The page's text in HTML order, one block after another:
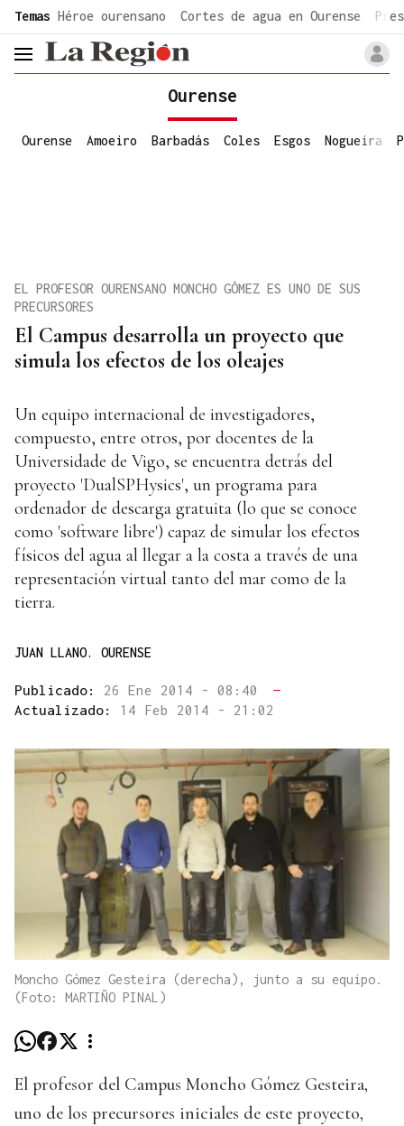
common.go-to-content
Temas Héroe ourensano Cortes de agua en Ourense
header.menu.open
Ourense
Ourense Amoeiro Barbadás Coles Esgos Nogueira
El Campus desarrolla un proyecto que
simula los efectos de los oleajes
EL PROFESOR OURENSANO MONCHO GÓMEZ ES UNO DE SUS
PRECURSORES
Un equipo internacional de investigadores,
compuesto, entre otros, por docentes de la
Universidade de Vigo, se encuentra detrás del
proyecto 'DualSPHysics', un programa para
ordenador de descarga gratuita (lo que se conoce
como 'software libre') capaz de simular los efectos
físicos del agua al llegar a la costa a través de una
representación virtual tanto del mar como de la
tierra.
JUAN LLANO. OURENSE
Publicado: 26 Ene 2014 - 08:40
—
Actualizado: 14 Feb 2014 - 21:02
Moncho Gómez Gesteira (derecha), junto a su equipo.
(Foto: MARTIÑO PINAL)
El profesor del Campus Moncho Gómez Gesteira,
uno de los precursores iniciales de este proyecto,